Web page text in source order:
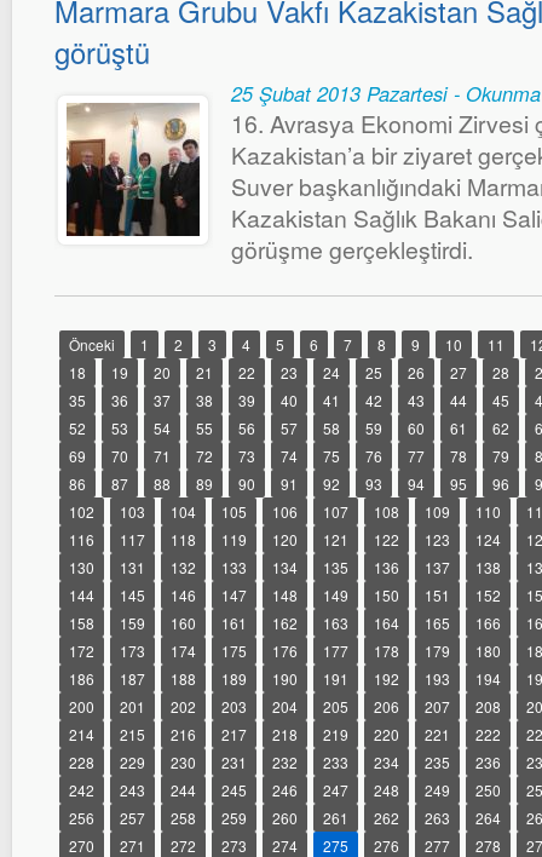
Marmara Grubu Vakfı Kazakistan
görüştü
25 Şubat 2013 Pazartesi -
16. Avrasya Ekonomi Zirvesi
Kazakistan’a bir ziyaret
Suver başkanlığındaki
Kazakistan Sağlık Bakanı
görüşme gerçekleştirdi.
Önceki 1 2 3 4 5 6 7 8 9 10 11
18
19 20 21 22 23 24 25 26 27 28
35
36 37 38 39 40 41 42 43 44 45
52
53 54 55 56 57 58 59 60 61 62
69
70 71 72 73 74 75 76 77 78 79
86
87 88 89 90 91 92 93 94 95 96
102
103 104 105 106 107 108 109 110
116
117 118 119 120 121 122 123 124
130
131 132 133 134 135 136 137 138
144
145 146 147 148 149 150 151 152
158
159 160 161 162 163 164 165 166
172
173 174 175 176 177 178 179 180
186
187 188 189 190 191 192 193 194
200
201 202 203 204 205 206 207 208
214
215 216 217 218 219 220 221 222
228
229 230 231 232 233 234 235 236
242
243 244 245 246 247 248 249 250
256
257 258 259 260 261 262 263 264
270
271 272 273 274 275 276 277 278